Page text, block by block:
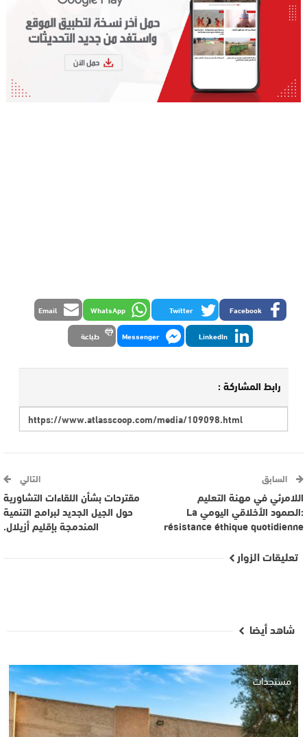
Facebook
Twitter
WhatsApp
Email
LinkedIn
Messenger طباعة
رابط المشاركة :
السابق
اللامرئي في مهنة التعليم
:الصمود الأخلاقي اليومي La
résistance éthique quotidienne
التالي
مقترحات بشأن اللقاءات التشاورية
حول الجيل الجديد لبرامج التنمية
المندمجة بإقليم أزيلال.
تعليقات الزوار
شاهد أيضا
مستجدات